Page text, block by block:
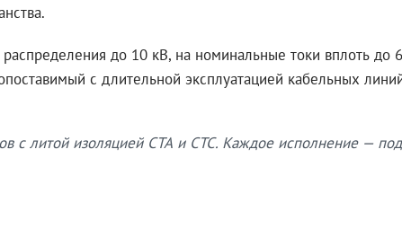
до 10 кВ, на номинальные токи вплоть
с длительной эксплуатацией кабельных
с литой изоляцией СТА и СТС. Каждое исполнение —